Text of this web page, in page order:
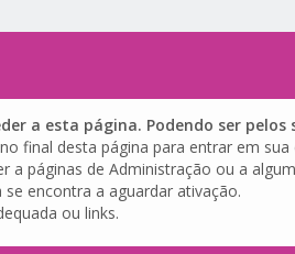
a esta página. Podendo ser pelos
final desta página para entrar em sua
páginas de Administração ou a
encontra a aguardar ativação.
ou links.